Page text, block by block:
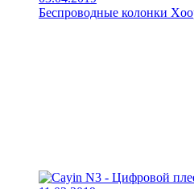
Беспроводные колонки